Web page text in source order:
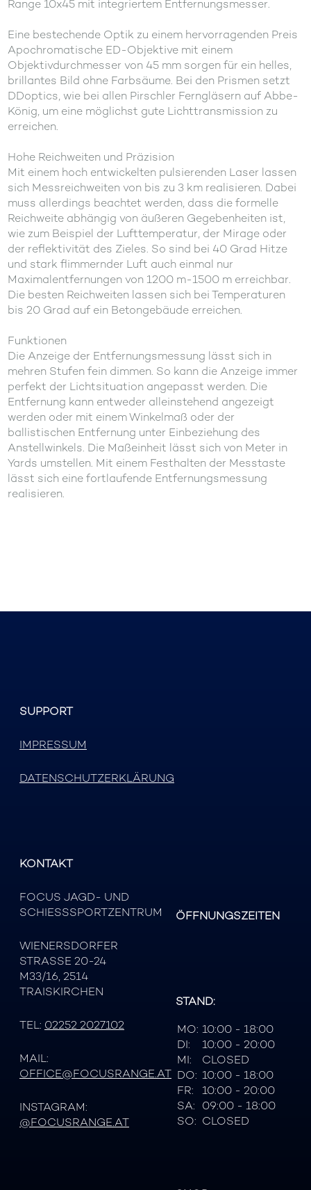
Range 10x45 mit integriertem Entfernungsmesser.
Eine bestechende Optik zu einem hervorragenden Preis
Apochromatische ED-Objektive mit einem
Objektivdurchmesser von 45 mm sorgen für ein helles,
brillantes Bild ohne Farbsäume. Bei den Prismen setzt
DDoptics, wie bei allen Pirschler Ferngläsern auf Abbe-
König, um eine möglichst gute Lichttransmission zu
erreichen.
Hohe Reichweiten und Präzision
Mit einem hoch entwickelten pulsierenden Laser lassen
sich Messreichweiten von bis zu 3 km realisieren. Dabei
muss allerdings beachtet werden, dass die formelle
Reichweite abhängig von äußeren Gegebenheiten ist,
wie zum Beispiel der Lufttemperatur, der Mirage oder
der reflektivität des Zieles. So sind bei 40 Grad Hitze
und stark flimmernder Luft auch einmal nur
Maximalentfernungen von 1200 m-1500 m erreichbar.
Die besten Reichweiten lassen sich bei Temperaturen
bis 20 Grad auf ein Betongebäude erreichen.
Funktionen
Die Anzeige der Entfernungsmessung lässt sich in
mehren Stufen fein dimmen. So kann die Anzeige immer
perfekt der Lichtsituation angepasst werden. Die
Entfernung kann entweder alleinstehend angezeigt
werden oder mit einem Winkelmaß oder der
ballistischen Entfernung unter Einbeziehung des
Anstellwinkels. Die Maßeinheit lässt sich von Meter in
Yards umstellen. Mit einem Festhalten der Messtaste
lässt sich eine fortlaufende Entfernungsmessung
realisieren.
SUPPORT
IMPRESSUM
DATENSCHUTZERKLÄRUNG
KONTAKT
FOCUS JAGD- UND
SCHIESSSPORTZENTRUM
WIENERSDORFER
STRASSE 20-24
M33/16, 2514
TRAISKIRCHEN
TEL: 02252 2027102
MAIL:
OFFICE@FOCUSRANGE.AT
INSTAGRAM:
@FOCUSRANGE.AT
ÖFFNUNGSZEITEN
STAND:
MO: 10:00 - 18:00
DI:
10:00 - 20:00
MI:
CLOSED
DO: 10:00 - 18:00
FR:
10:00 - 20:00
SA: 09:00 - 18:00
SO: CLOSED